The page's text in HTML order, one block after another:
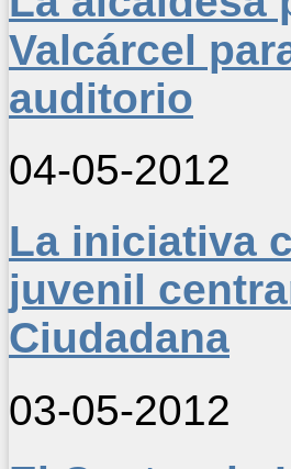
Valcárcel
auditorio
04-05-2012
La iniciativa
juvenil
Ciudadana
03-05-2012